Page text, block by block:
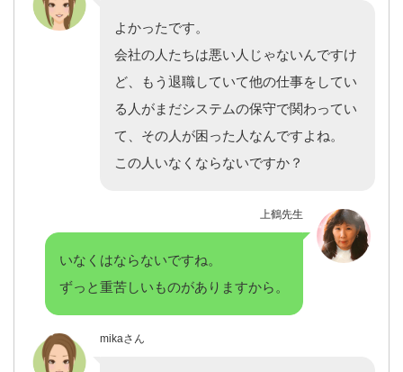
よかったです。
会社の人たちは悪い人じゃないんですけ
ど、もう退職していて他の仕事をしてい
る人がまだシステムの保守で関わってい
て、その人が困った人なんですよね。
この人いなくならないですか？
上鶴先生
いなくはならないですね。
ずっと重苦しいものがありますから。
mikaさん